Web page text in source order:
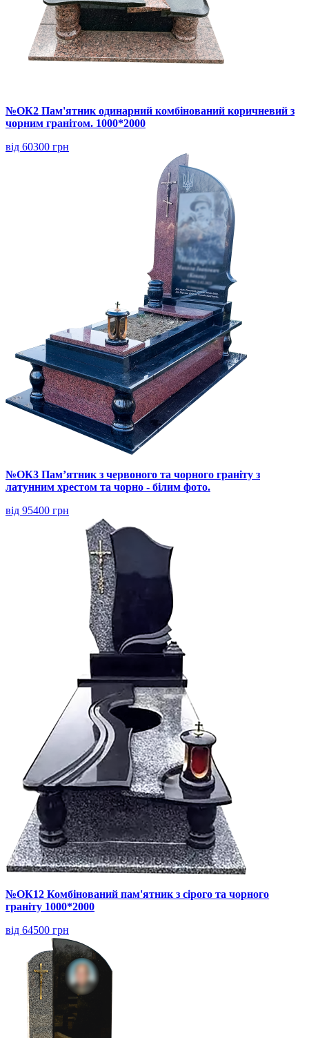
№ОК2 Пам'ятник одинарний комбінований коричневий з
чорним гранітом. 1000*2000
від 60300 грн
№ОК3 Пам’ятник з червоного та чорного граніту з
латунним хрестом та чорно - білим фото.
від 95400 грн
№ОК12 Комбінований пам'ятник з сірого та чорного
граніту 1000*2000
від 64500 грн